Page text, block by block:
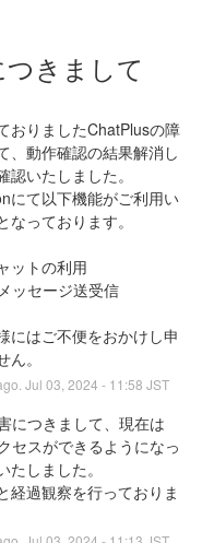
きまして
おりましたChatPlusの障
、動作確認の結果解消し
認いたしました。
にて以下機能がご利用い
なっております。
ットの利用
ッセージ送受信
にはご不便をおかけし申
。
Jul 03 2024 - 11:58 JST
につきまして、現在は
セスができるようになっ
たしました。
経過観察を行っておりま